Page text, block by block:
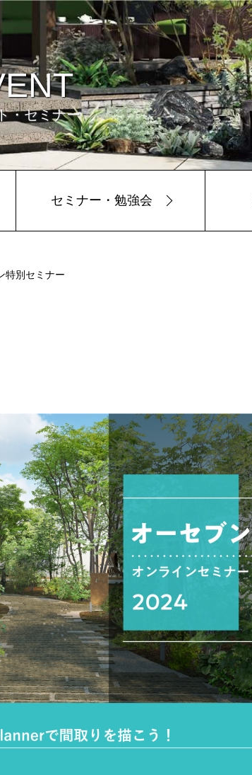
・セミナー
セミナー・勉強会
特別セミナー